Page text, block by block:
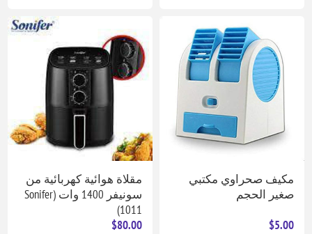
مكيف صحراوي مكتبي
صغير الحجم
$5.00
مقلاة هوائية كهربائية من
سونيفر 1400 وات (Sonifer
1011)
$80.00